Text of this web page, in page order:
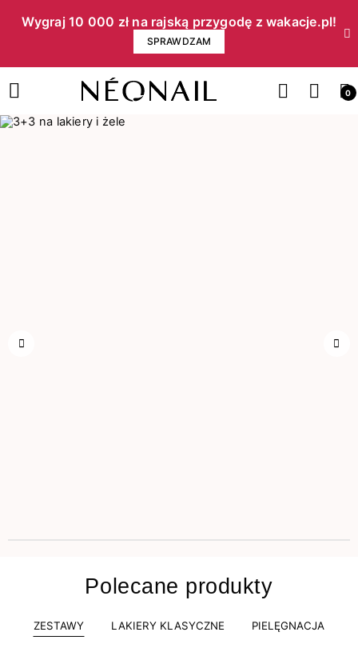
Wygraj 10 000 zł na rajską przygodę z wakacje.pl!​
SPRAWDZAM
0
Polecane produkty
ZESTAWY LAKIERY KLASYCZNE PIELĘGNACJA